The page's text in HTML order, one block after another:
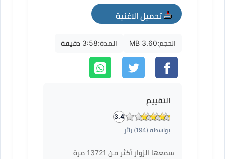
تحميل الاغنية
mp3
الحجم:3.60 MB المدة:3:58 دقيقة
التقييم
3.4
بواسطة (194) زائر
سمعها الزوار أكثر من 13721 مرة